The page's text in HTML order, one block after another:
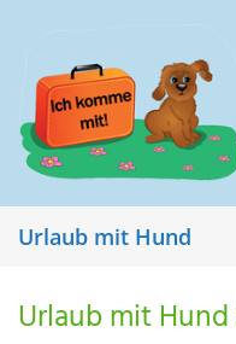
content
Urlaub mit Hund
Urlaub mit